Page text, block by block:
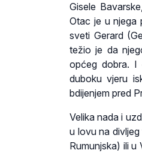
Gisele
Otac je u njega
sveti Gerard
težio je da
općeg dobra. I
duboku vjeru
bdijenjem pred
Velika nada i
u lovu na
Rumunjska) ili